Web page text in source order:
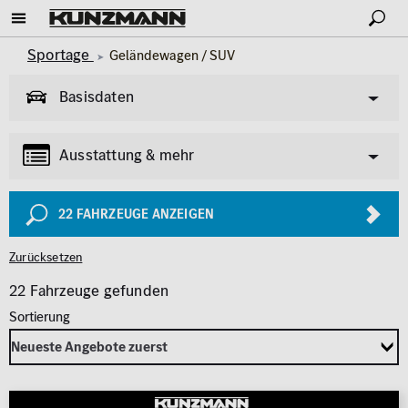
Sportage Geländewagen / SUV
Basisdaten
Transporter
KIA
Ausstattung & mehr
Allgemeine Informationen
Garantie
Exterieur
AMG Styling
Anhängerkupplung
Panoramadach
Parkhilfe / Park-
Assistent
22 FAHRZEUGE ANZEIGEN
Zurücksetzen
22 Fahrzeuge gefunden